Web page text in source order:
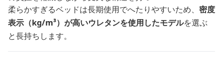
柔らかすぎるベッドは長期使用でへたりやすいため、 密度
表示（kg/m³）が高いウレタンを使用したモデルを選ぶ
と長持ちします。